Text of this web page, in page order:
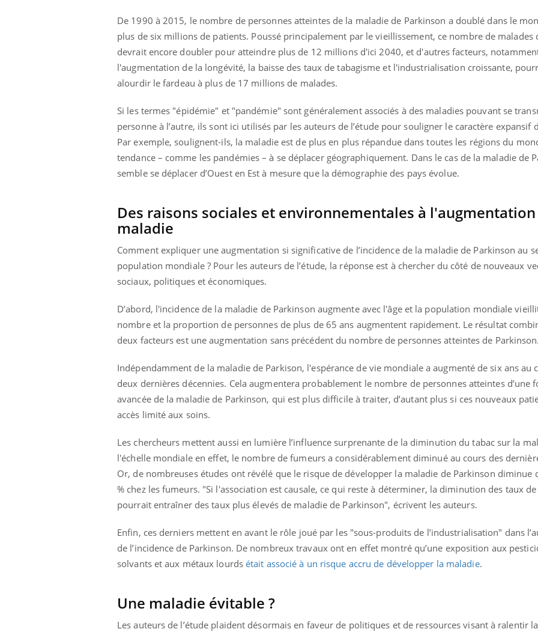
De 1990 à 2015, le nombre de personnes atteintes de la maladie de Parkinson a doublé dans le
plus de six millions de patients. Poussé principalement par le vieillissement, ce nombre de malades
devrait encore doubler pour atteindre plus de 12 millions d'ici 2040, et d'autres facteurs,
l'augmentation de la longévité, la baisse des taux de tabagisme et l'industrialisation croissante,
alourdir le fardeau à plus de 17 millions de malades.
Si les termes "épidémie" et "pandémie" sont généralement associés à des maladies pouvant se
personne à l’autre, ils sont ici utilisés par les auteurs de l’étude pour souligner le caractère expansif
Par exemple, soulignent-ils, la maladie est de plus en plus répandue dans toutes les régions du
tendance – comme les pandémies – à se déplacer géographiquement. Dans le cas de la maladie de
semble se déplacer d’Ouest en Est à mesure que la démographie des pays évolue.
Des raisons sociales et environnementales à l'augmentation
maladie
Comment expliquer une augmentation si significative de l’incidence de la maladie de Parkinson au
population mondiale ? Pour les auteurs de l’étude, la réponse est à chercher du côté de nouveaux
sociaux, politiques et économiques.
D’abord, l'incidence de la maladie de Parkinson augmente avec l'âge et la population mondiale
nombre et la proportion de personnes de plus de 65 ans augmentent rapidement. Le résultat
deux facteurs est une augmentation sans précédent du nombre de personnes atteintes de Parkinson.
Indépendamment de la maladie de Parkison, l'espérance de vie mondiale a augmenté de six ans au
deux dernières décennies. Cela augmentera probablement le nombre de personnes atteintes d’une
avancée de la maladie de Parkinson, qui est plus difficile à traiter, d’autant plus si ces nouveaux
accès limité aux soins.
Les chercheurs mettent aussi en lumière l’influence surprenante de la diminution du tabac sur la
l'échelle mondiale en effet, le nombre de fumeurs a considérablement diminué au cours des
Or, de nombreuses études ont révélé que le risque de développer la maladie de Parkinson diminue
% chez les fumeurs. "Si l'association est causale, ce qui reste à déterminer, la diminution des taux
pourrait entraîner des taux plus élevés de maladie de Parkinson", écrivent les auteurs.
Enfin, ces derniers mettent en avant le rôle joué par les "sous-produits de l’industrialisation" dans
de l’incidence de Parkinson. De nombreux travaux ont en effet montré qu’une exposition aux
solvants et aux métaux lourdsétait associé à un risque accru de développer la maladie.
Une maladie évitable ?
Les auteurs de l’étude plaident désormais en faveur de politiques et de ressources visant à ralentir